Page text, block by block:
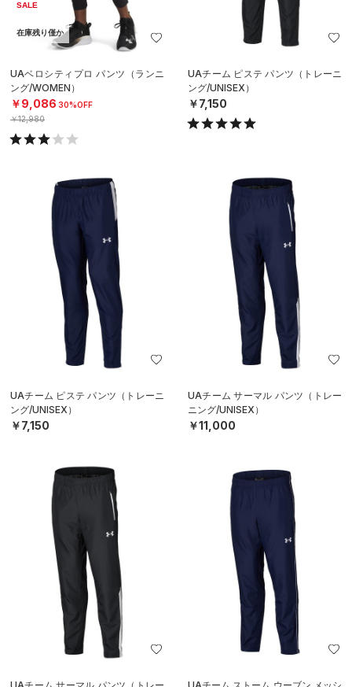
SALE
在庫残り僅か
UAベロシティプロ パンツ（ランニ
ング/WOMEN）
￥9,086 30%OFF
￥12,980
UAチーム ピステ パンツ（トレーニ
ング/UNISEX）
￥7,150
UAチーム ピステ パンツ（トレーニ
ング/UNISEX）
￥7,150
UAチーム サーマル パンツ（トレー
ニング/UNISEX）
￥11,000